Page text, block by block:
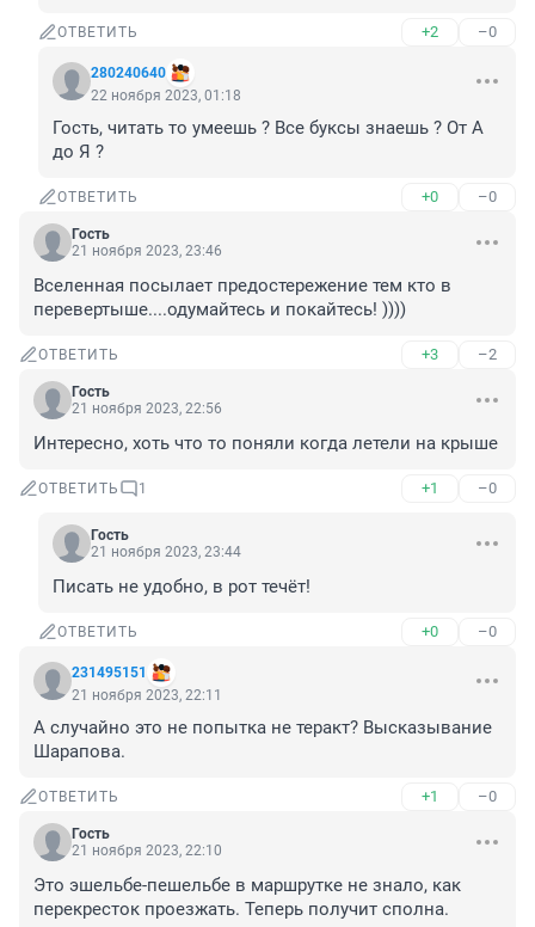
ОТВЕТИТЬ +2 –0
280240640
22 ноября 2023, 01:18
Гость, читать то умеешь ? Все буксы знаешь ? От А
до Я ?
ОТВЕТИТЬ +0 –0
Гость
21 ноября 2023, 23:46
Вселенная посылает предостережение тем кто в
перевертыше....одумайтесь и покайтесь! ))))
ОТВЕТИТЬ +3 –2
Гость
21 ноября 2023, 22:56
Интересно, хоть что то поняли когда летели на крыше
ОТВЕТИТЬ 1 +1 –0
Гость
21 ноября 2023, 23:44
Писать не удобно, в рот течёт!
ОТВЕТИТЬ +0 –0
231495151
21 ноября 2023, 22:11
А случайно это не попытка не теракт? Высказывание
Шарапова.
ОТВЕТИТЬ +1 –0
Гость
21 ноября 2023, 22:10
Это эшельбе-пешельбе в маршрутке не знало, как
перекресток проезжать. Теперь получит сполна.